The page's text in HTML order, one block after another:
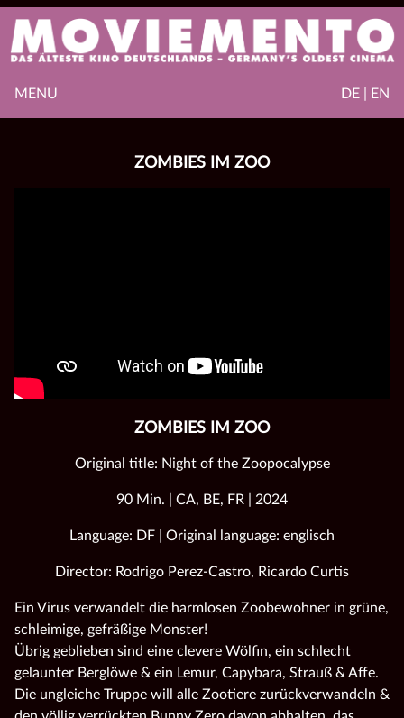
DE | EN
MENU
ZOMBIES IM ZOO
ZOMBIES IM ZOO
Original title: Night of the Zoopocalypse
90 Min. | CA, BE, FR | 2024
Language: DF | Original language: englisch
Director: Rodrigo Perez-Castro, Ricardo Curtis
Ein Virus verwandelt die harmlosen Zoobewohner in grüne,
schleimige, gefräßige Monster!
Übrig geblieben sind eine clevere Wölfin, ein schlecht
gelaunter Berglöwe & ein Lemur, Capybara, Strauß & Affe.
Die ungleiche Truppe will alle Zootiere zurückverwandeln &